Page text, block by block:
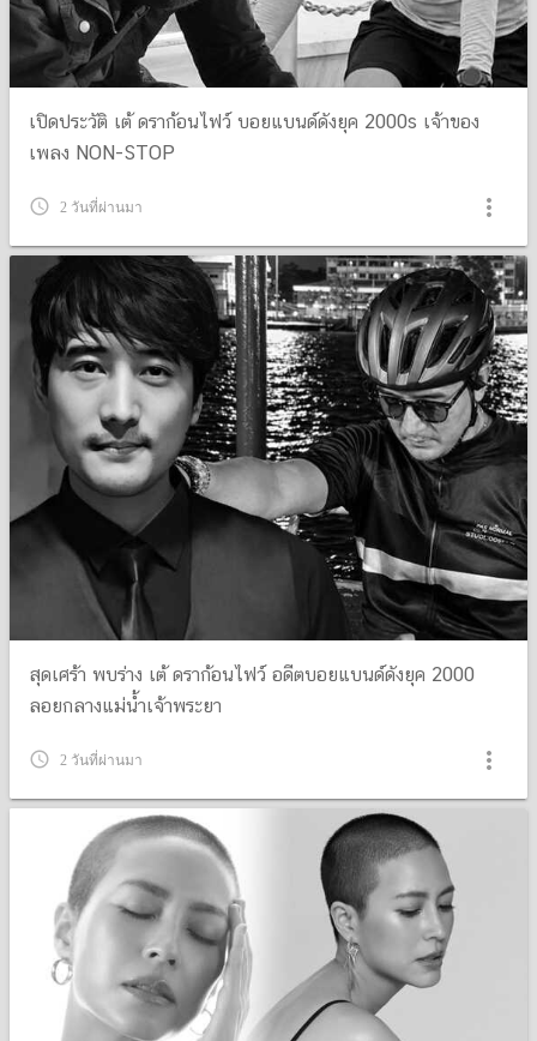
เปิดประวัติ เต้ ดราก้อนไฟว์ บอยแบนด์ดังยุค 2000s เจ้าของ
เพลง NON-STOP
query_builder 2 วันที่ผ่านมา more_vert
สุดเศร้า พบร่าง เต้ ดราก้อนไฟว์ อดีตบอยแบนด์ดังยุค 2000
ลอยกลางแม่น้ำเจ้าพระยา
query_builder 2 วันที่ผ่านมา more_vert